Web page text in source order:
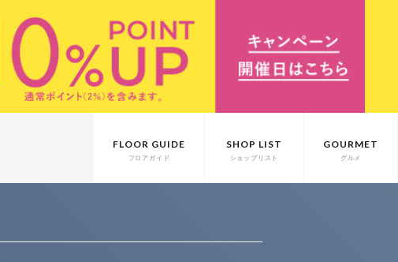
FLOOR GUIDE
フロアガイド
SHOP LIST
ショップリスト
GOURMET
グルメ